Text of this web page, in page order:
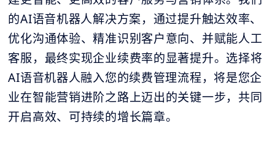
的AI语音机器人解决方案，通过提升触达效率、
优化沟通体验、精准识别客户意向、并赋能人工
客服，最终实现企业续费率的显著提升。选择将
AI语音机器人融入您的续费管理流程，将是您企
业在智能营销进阶之路上迈出的关键一步，共同
开启高效、可持续的增长篇章。